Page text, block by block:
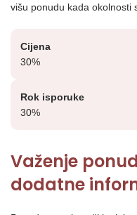
višu ponudu kada okolnosti
Cijena
30%
Rok isporuke
30%
Važenje
dodatne